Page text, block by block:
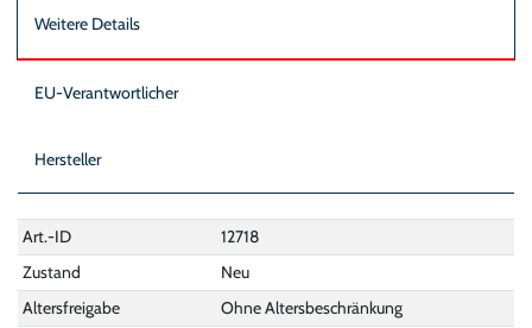
Weitere Details
EU-Verantwortlicher
Hersteller
Art.-ID
12718
Zustand
Neu
Altersfreigabe
Ohne Altersbeschränkung